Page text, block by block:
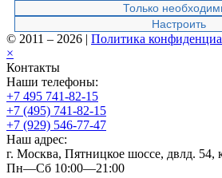
Только
Настроить
© 2011 – 2026 | Политика
×
Контакты
Наши телефоны:
+7 495 741-82-15
+7 (495) 741-82-15
+7 (929) 546-77-47
Наш адрес:
г. Москва, Пятницкое шоссе, двлд. 54,
Пн—Сб 10:00—21:00